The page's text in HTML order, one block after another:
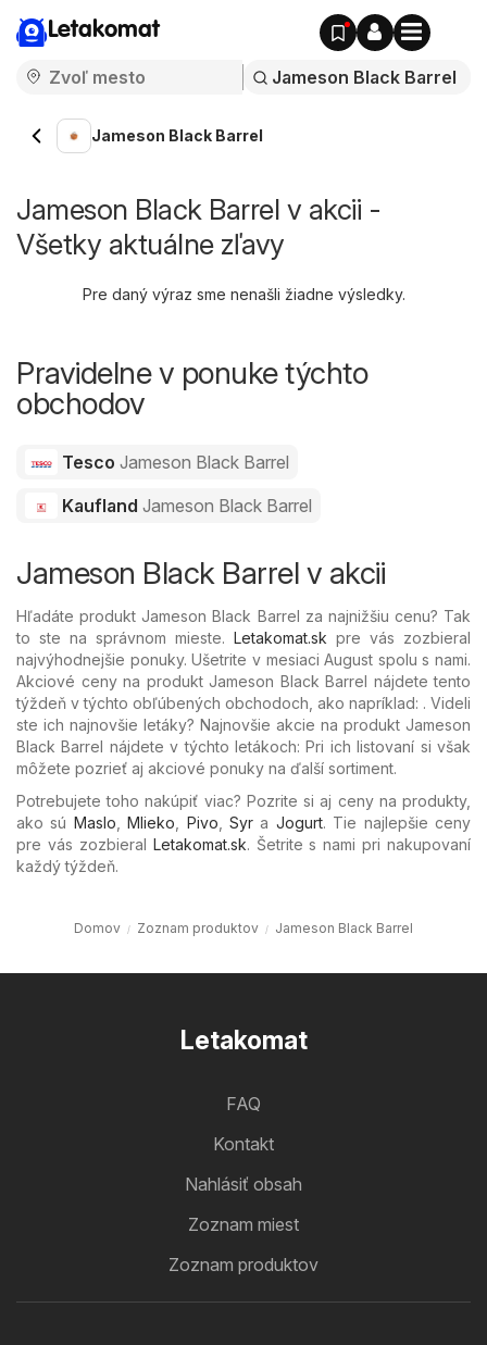
Letakomat
Jameson Black Barrel
Jameson Black Barrel v akcii -
Všetky aktuálne zľavy
Pre daný výraz sme nenašli žiadne výsledky.
Pravidelne v ponuke týchto
obchodov
Tesco Jameson Black Barrel
Kaufland Jameson Black Barrel
Jameson Black Barrel v akcii
Hľadáte produkt Jameson Black Barrel za najnižšiu cenu? Tak
to ste na správnom mieste. Letakomat.sk pre vás zozbieral
najvýhodnejšie ponuky. Ušetrite v mesiaci August spolu s nami.
Akciové ceny na produkt Jameson Black Barrel nájdete tento
týždeň v týchto obľúbených obchodoch, ako napríklad: . Videli
ste ich najnovšie letáky? Najnovšie akcie na produkt Jameson
Black Barrel nájdete v týchto letákoch: Pri ich listovaní si však
môžete pozrieť aj akciové ponuky na ďalší sortiment.
Potrebujete toho nakúpiť viac? Pozrite si aj ceny na produkty,
ako sú Maslo ,Mlieko Pivo ,Syr a Jogurt. Tie najlepšie ceny
pre vás zozbieral Letakomat.sk. Šetrite s nami pri nakupovaní
každý týždeň.
Domov Zoznam produktov Jameson Black Barrel
Letakomat
FAQ
Kontakt
Nahlásiť obsah
Zoznam miest
Zoznam produktov